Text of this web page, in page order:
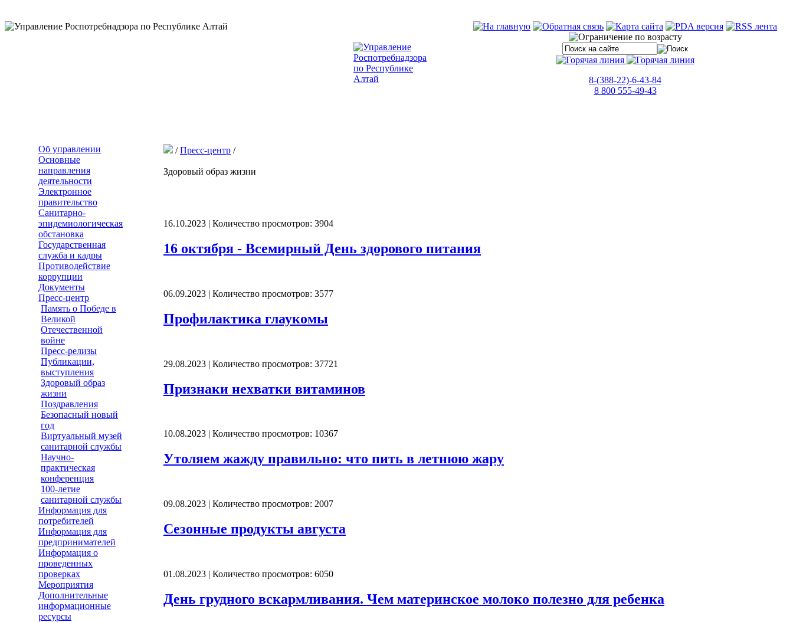
8-(388-22)-6-43-84
8 800 555-49-43
Об управлении
Основные
направления
деятельности
Электронное
правительство
Санитарно-
эпидемиологическая
обстановка
Государственная
служба и кадры
Противодействие
коррупции
Документы
Пресс-центр
Память о Победе в
Великой
Отечественной
войне
Пресс-релизы
Публикации,
выступления
Здоровый образ
жизни
Поздравления
Безопасный новый
год
Виртуальный музей
санитарной службы
Научно-
практическая
конференция
100-летие
санитарной службы
Информация для
потребителей
Информация для
предпринимателей
Информация о
проведенных
проверках
Мероприятия
Дополнительные
информационные
ресурсы
/Пресс-центр /
Здоровый образ жизни
16.10.2023 | Количество просмотров: 3904
16 октября - Всемирный День здорового питания
06.09.2023 | Количество просмотров: 3577
Профилактика глаукомы
29.08.2023 | Количество просмотров: 37721
Признаки нехватки витаминов
10.08.2023 | Количество просмотров: 10367
Утоляем жажду правильно: что пить в летнюю жару
09.08.2023 | Количество просмотров: 2007
Сезонные продукты августа
01.08.2023 | Количество просмотров: 6050
День грудного вскармливания. Чем материнское молоко полезно для ребенка